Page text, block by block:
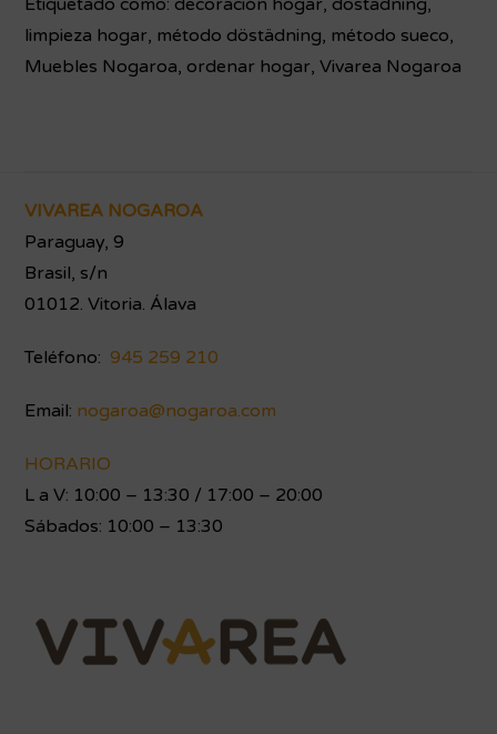
limpieza hogar, método döstädning, método sueco,
Muebles Nogaroa, ordenar hogar,Vivarea Nogaroa
Footer
VIVAREA NOGAROA
Paraguay, 9
Brasil, s/n
01012. Vitoria. Álava
Teléfono: 945 259 210
Email: nogaroa@nogaroa.com
HORARIO
L a V: 10:00 – 13:30 / 17:00 – 20:00
Sábados: 10:00 – 13:30